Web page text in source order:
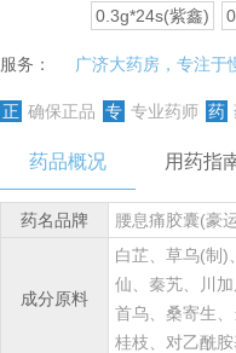
0.3g*24s(紫鑫)
服务： 广济大药房，专注于
正 确保正品 专 专业药师 药
药品概况 用药指
药名品牌 腰息痛胶囊(豪
成分原料
白芷、草乌(制)
仙、秦艽、川
首乌、桑寄生
桂枝、对乙酰胺